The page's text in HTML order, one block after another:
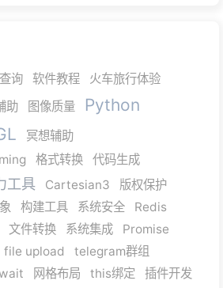
询 软件教程 火车旅行体验
助 图像质量 Python
冥想辅助
格式转换
代码生成
工具 Cartesian3
版权保护
构建工具 系统安全
Redis
文件转换 系统集成
Promise
file upload
telegram群组
网格布局 this绑定
插件开发